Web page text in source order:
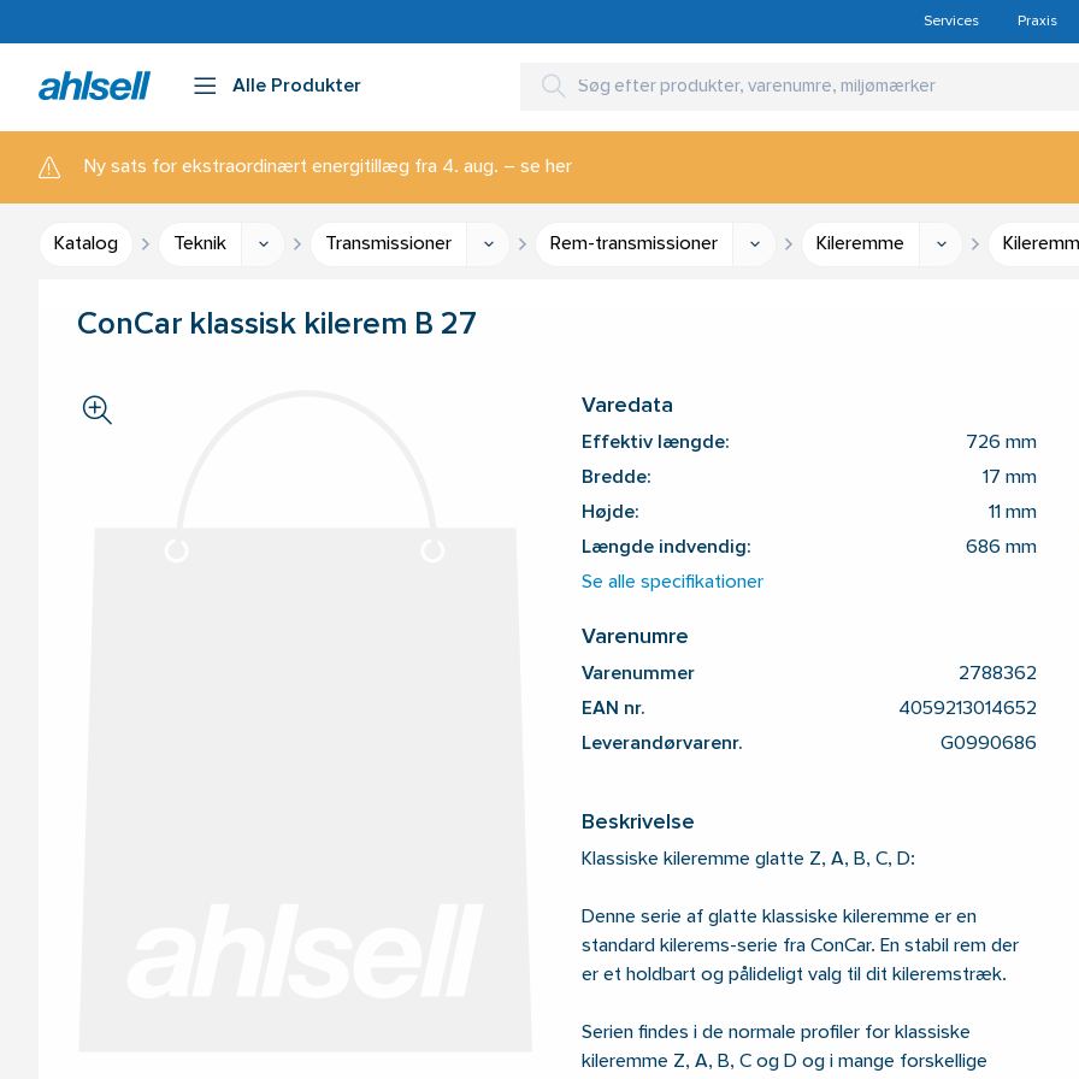
Services Praxis
Alle Produkter
Ny sats for ekstraordinært energitillæg fra 4. aug. – se her
Katalog Teknik Transmissioner Rem-transmissioner Kileremme
ConCar klassisk kilerem B 27
Varedata
Effektiv længde: 726 mm
Bredde: 17 mm
Højde: 11 mm
Længde indvendig: 686 mm
Se alle specifikationer
Varenumre
Varenummer 2788362
EAN nr. 4059213014652
Leverandørvarenr. G0990686
Beskrivelse
Klassiske kileremme glatte Z, A, B, C, D:
Denne serie af glatte klassiske kileremme er en
standard kilerems-serie fra ConCar. En stabil rem der
er et holdbart og pålideligt valg til dit kileremstræk.
Serien findes i de normale profiler for klassiske
kileremme Z, A, B, C og D og i mange forskellige